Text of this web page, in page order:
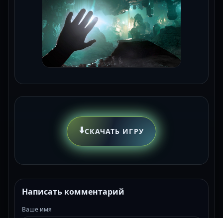
⬇️СКАЧАТЬ ИГРУ
Написать комментарий
Ваше имя